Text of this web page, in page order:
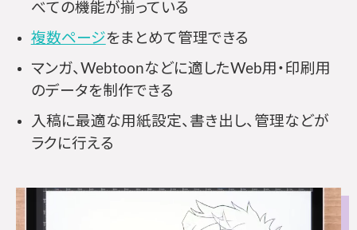
べての機能が揃っている
複数ページをまとめて管理できる
マンガ、Webtoonなどに適したWeb用・印刷用
のデータを制作できる
入稿に最適な用紙設定、書き出し、管理などが
ラクに行える